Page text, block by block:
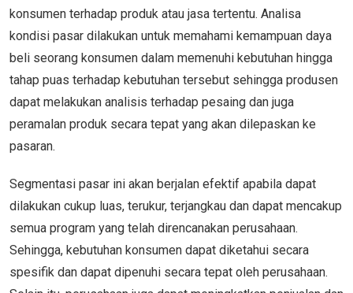
konsumen terhadap produk atau jasa tertentu. Analisa
kondisi pasar dilakukan untuk memahami kemampuan daya
beli seorang konsumen dalam memenuhi kebutuhan hingga
tahap puas terhadap kebutuhan tersebut sehingga produsen
dapat melakukan analisis terhadap pesaing dan juga
peramalan produk secara tepat yang akan dilepaskan ke
pasaran.
Segmentasi pasar ini akan berjalan efektif apabila dapat
dilakukan cukup luas, terukur, terjangkau dan dapat mencakup
semua program yang telah direncanakan perusahaan.
Sehingga, kebutuhan konsumen dapat diketahui secara
spesifik dan dapat dipenuhi secara tepat oleh perusahaan.